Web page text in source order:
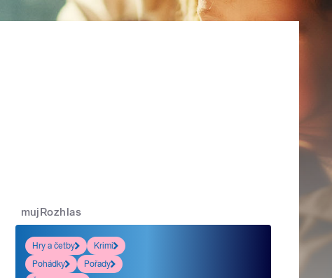
mujRozhlas
Hry a četby
Krimi
Pohádky
Pořady